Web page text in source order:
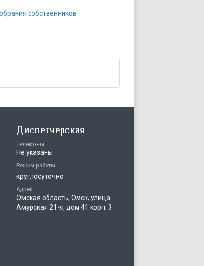
собственников
Диспетчерская
Телефоны
Не указаны
Режим работы
круглосуточно
Адрес
Омская область, Омск, улица
Амурская 21-я, дом 41 корп. 3